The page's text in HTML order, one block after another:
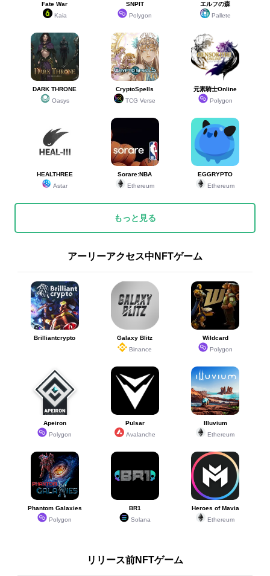
Fate War
Kaia
SNPIT
Polygon
エルフの森
Pallete
DARK THRONE
Oasys
CryptoSpells
TCG Verse
元素騎士Online
Polygon
HEALTHREE
Astar
Sorare:NBA
Ethereum
EGGRYPTO
Ethereum
もっと見る
アーリーアクセス中NFTゲーム
Brilliantcrypto
Galaxy Blitz
Binance
Wildcard
Polygon
Apeiron
Polygon
Pulsar
Avalanche
Illuvium
Ethereum
Phantom Galaxies
Polygon
BR1
Solana
Heroes of Mavia
Ethereum
リリース前NFTゲーム